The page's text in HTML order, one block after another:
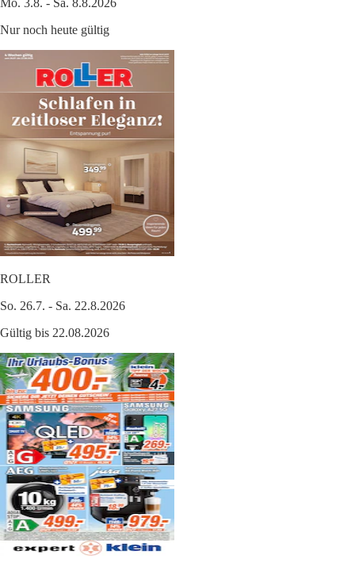
Mo. 3.8. - Sa. 8.8.2026
Nur noch heute gültig
ROLLER
So. 26.7. - Sa. 22.8.2026
Gültig bis 22.08.2026